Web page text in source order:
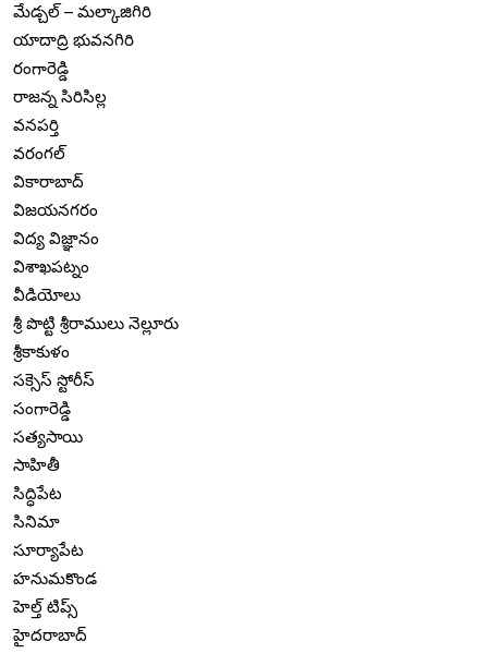
మేడ్చల్ – మల్కాజిగిరి
యాదాద్రి భువనగిరి
రంగారెడ్డి
రాజన్న సిరిసిల్ల
వనపర్తి
వరంగల్
వికారాబాద్
విజయనగరం
విద్య విజ్ఞానం
విశాఖపట్నం
వీడియోలు
శ్రీ పొట్టి శ్రీరాములు నెల్లూరు
శ్రీకాకుళం
సక్సెస్ స్టోరీస్
సంగారెడ్డి
సత్యసాయి
సాహితీ
సిద్ధిపేట
సినిమా
సూర్యాపేట
హనుమకొండ
హెల్త్ టిప్స్
హైదరాబాద్